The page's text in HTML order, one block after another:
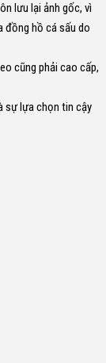
lưu lại ảnh gốc, vì
đồng hồ cá sấu do
cũng phải cao cấp,
sự lựa chọn tin cậy